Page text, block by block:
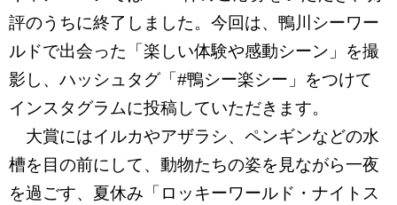
評のうちに終了しました。今回は、鴨川シーワー
ルドで出会った「楽しい体験や感動シーン」を撮
影し、ハッシュタグ「‪#‎鴨シー楽シー‬」をつけて
インスタグラムに投稿していただきます。
大賞にはイルカやアザラシ、ペンギンなどの水
槽を目の前にして、動物たちの姿を見ながら一夜
を過ごす、夏休み「ロッキーワールド・ナイトス